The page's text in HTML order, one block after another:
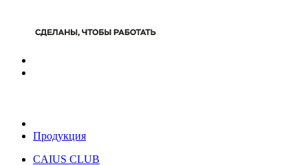
Продукция
CAIUS CLUB